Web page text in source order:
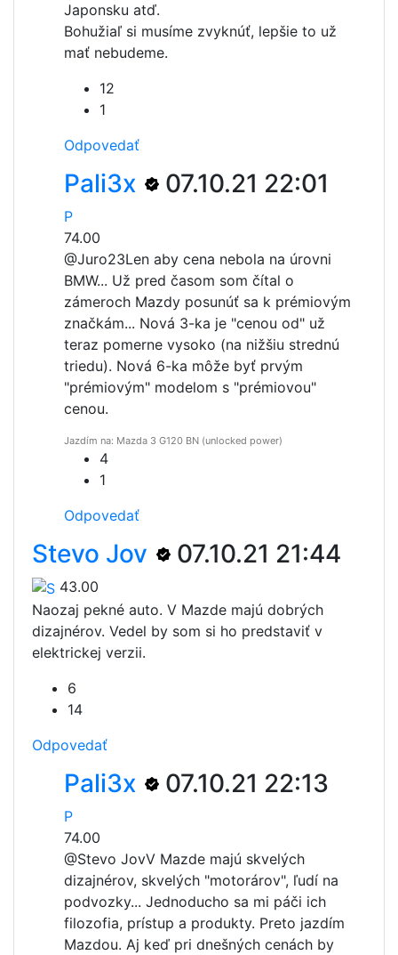
Japonsku atď.
Bohužiaľ si musíme zvyknúť, lepšie to už
mať nebudeme.
12
1
Odpovedať
Pali3x 07.10.21 22:01
P
74.00
@Juro23Len aby cena nebola na úrovni
BMW... Už pred časom som čítal o
zámeroch Mazdy posunúť sa k prémiovým
značkám... Nová 3-ka je "cenou od" už
teraz pomerne vysoko (na nižšiu strednú
triedu). Nová 6-ka môže byť prvým
"prémiovým" modelom s "prémiovou"
cenou.
Jazdím na: Mazda 3 G120 BN (unlocked power)
4
1
Odpovedať
Stevo Jov 07.10.21 21:44
43.00
Naozaj pekné auto. V Mazde majú dobrých
dizajnérov. Vedel by som si ho predstaviť v
elektrickej verzii.
6
14
Odpovedať
Pali3x 07.10.21 22:13
P
74.00
@Stevo JovV Mazde majú skvelých
dizajnérov, skvelých "motorárov", ľudí na
podvozky... Jednoducho sa mi páči ich
filozofia, prístup a produkty. Preto jazdím
Mazdou. Aj keď pri dnešných cenách by